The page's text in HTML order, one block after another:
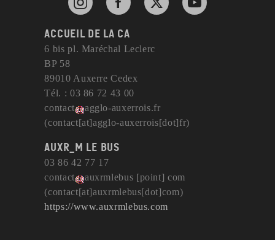
Instagram de l'agglomération d'Auxerre
Facebook de l'agglomération d'Auxerre
X de l'agglomération
YouTube de
Accueil de la CA
6 bis pl. Maréchal Leclerc
BP 58
89010 Auxerre Cedex
Tél. : 03 86 72 43 00
contact
agglo-auxerrois.fr
(contact[at]agglo-auxerrois[dot]fr)
AuxR_M le bus
03 86 42 77 17
contact
auxrmlebus [point]com
(contact[at]auxrmlebus[dot]com)
https://www.auxrmlebus.com